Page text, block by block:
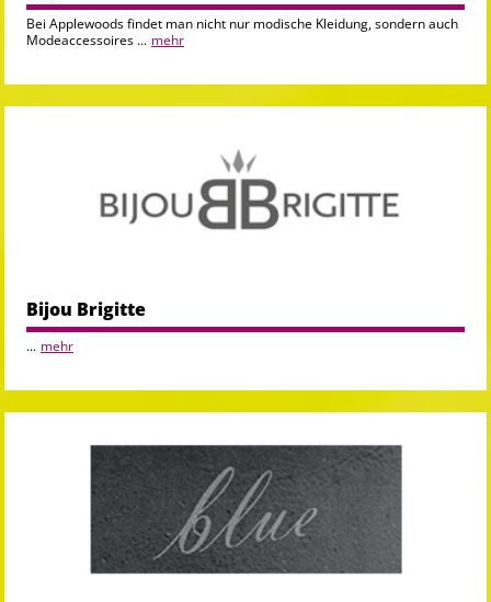
Bei Applewoods findet man nicht nur modische Kleidung, sondern auch
Modeaccessoires ... mehr
Bijou Brigitte
... mehr